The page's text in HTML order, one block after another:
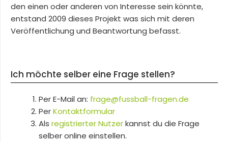
den einen oder anderen von Interesse sein könnte,
entstand 2009 dieses Projekt was sich mit deren
Veröffentlichung und Beantwortung befasst.
Ich möchte selber eine Frage stellen?
Per E-Mail an: frage@fussball-fragen.de
PerKontaktformular
Als registrierter Nutzerkannst du die Frage
selber online einstellen.